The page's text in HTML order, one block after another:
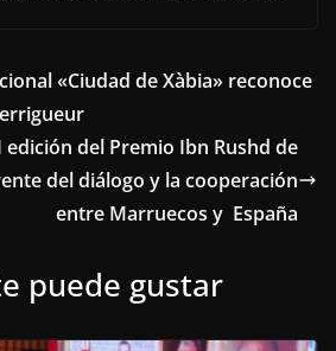
«Ciudad de Xàbia» reconoce
edición del Premio Ibn Rushd de
del diálogo y la cooperación
entre Marruecos y España
puede gustar